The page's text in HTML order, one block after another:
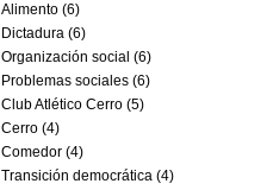
Alimento (6)
Dictadura (6)
Organización social (6)
Problemas sociales (6)
Club Atlético Cerro (5)
Cerro (4)
Comedor (4)
Transición democrática (4)